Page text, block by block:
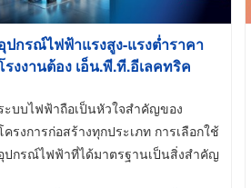
ปกรณ์ไฟฟ้าแรงสูง-แรงต่ำราคา
รงงานต้อง เอ็น.พี.ที.อีเลคทริค
ะบบไฟฟ้าถือเป็นหัวใจสำคัญของ
ครงการก่อสร้างทุกประเภท การเลือกใช้
ปกรณ์ไฟฟ้าที่ได้มาตรฐานเป็นสิ่งสำคัญ